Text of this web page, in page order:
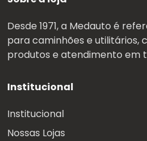
Desde 1971, a Medauto é
para caminhões e utilitários,
produtos e atendimento em
Institucional
Institucional
Nossas Lojas